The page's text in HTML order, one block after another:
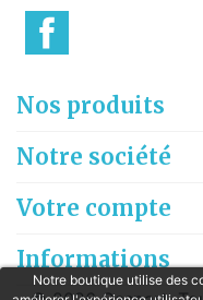
Notre boutique utilise des
Nos produits
Notre société
Votre compte
Informations